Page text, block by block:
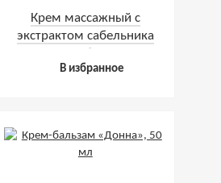
Крем массажный с
экстрактом сабельника
В избранное